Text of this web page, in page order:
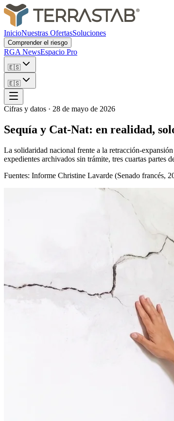
InicioNuestras OfertasSoluciones
Comprender el riesgo
RGA NewsEspacio Pro
🇪🇸
🇪🇸
Cifras y datos · 28 de mayo de 2026
Sequía y Cat-Nat: en realidad,
La solidaridad nacional frente a la retracción-
expedientes archivados sin trámite, tres cuartas partes
Fuentes: Informe Christine Lavarde (Senado francés,